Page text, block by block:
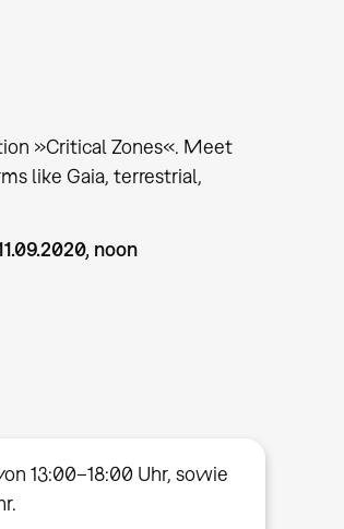
»Critical Zones«. Meet
like Gaia, terrestrial,
noon
13:00–18:00 Uhr, sowie